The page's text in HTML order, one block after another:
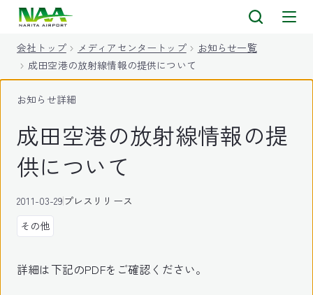
会社トップ メディアセンタートップ
お知らせ一覧
成田空港の放射線情報の提供について
お知らせ詳細
成田空港の放射線情報の提
供について
2011-03-29プレスリリース
その他
詳細は下記のPDFをご確認ください。